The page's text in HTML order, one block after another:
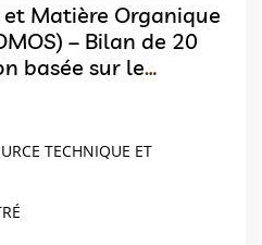
Matière Organique
– Bilan de 20
basée sur le
TECHNIQUE ET